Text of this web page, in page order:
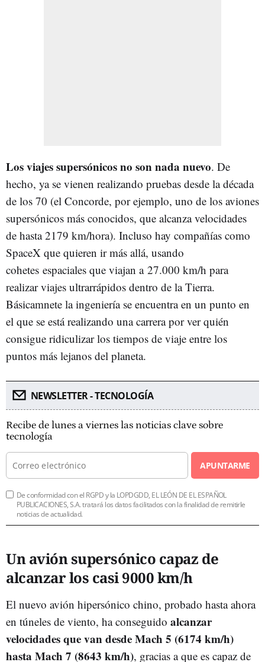
Los viajes supersónicos no son nada nuevo. De
hecho, ya se vienen realizando pruebas desde la década
de los 70 (el Concorde, por ejemplo, uno de los aviones
supersónicos más conocidos, que alcanza velocidades
de hasta 2179 km/hora). Incluso hay compañías como
SpaceX que quieren ir más allá, usando
cohetes espaciales que viajan a 27.000 km/h para
realizar viajes ultrarrápidos dentro de la Tierra.
Básicamnete la ingeniería se encuentra en un punto en
el que se está realizando una carrera por ver quién
consigue ridiculizar los tiempos de viaje entre los
puntos más lejanos del planeta.
NEWSLETTER - TECNOLOGÍA
Recibe de lunes a viernes las noticias clave sobre
tecnología
APUNTARME
De conformidad con el RGPD y la LOPDGDD, EL LEÓN DE EL ESPAÑOL
PUBLICACIONES, S.A. tratará los datos facilitados con la finalidad de remitirle
noticias de actualidad.
Un avión supersónico capaz de
alcanzar los casi 9000 km/h
El nuevo avión hipersónico chino, probado hasta ahora
en túneles de viento, ha conseguido alcanzar
velocidades que van desde Mach 5 (6174 km/h)
hasta Mach 7 (8643 km/h), gracias a que es capaz de